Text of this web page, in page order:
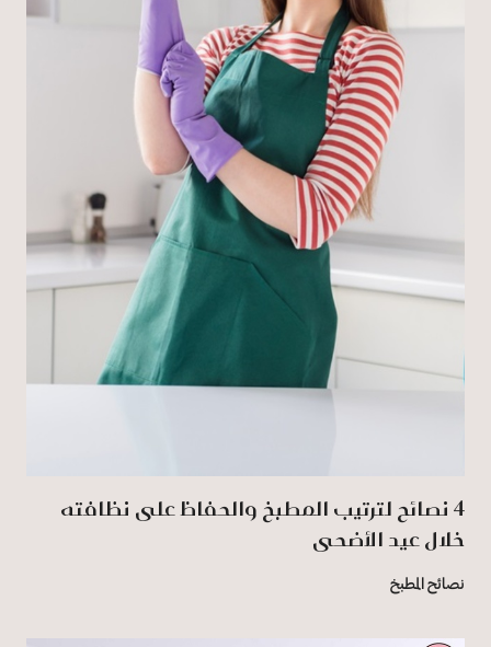
4 نصائح لترتيب المطبخ والحفاظ على نظافته
خلال عيد الأضحى
نصائح المطبخ